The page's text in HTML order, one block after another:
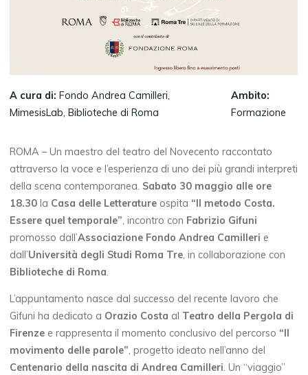
A cura di: Fondo Andrea Camilleri,
MimesisLab, Biblioteche di Roma
Ambito:
Formazione
ROMA – Un maestro del teatro del Novecento raccontato
attraverso la voce e l’esperienza di uno dei più grandi interpreti
della scena contemporanea. Sabato 30 maggio alle ore
18.30 la Casa delle Letterature ospita “Il metodo Costa.
Essere quel temporale”, incontro con Fabrizio Gifuni
promosso dall’Associazione Fondo Andrea Camilleri e
dall’Università degli Studi Roma Tre, in collaborazione con
Biblioteche di Roma.
L’appuntamento nasce dal successo del recente lavoro che
Gifuni ha dedicato a Orazio Costa al Teatro della Pergola di
Firenze e rappresenta il momento conclusivo del percorso “Il
movimento delle parole”, progetto ideato nell’anno del
Centenario della nascita di Andrea Camilleri. Un “viaggio”